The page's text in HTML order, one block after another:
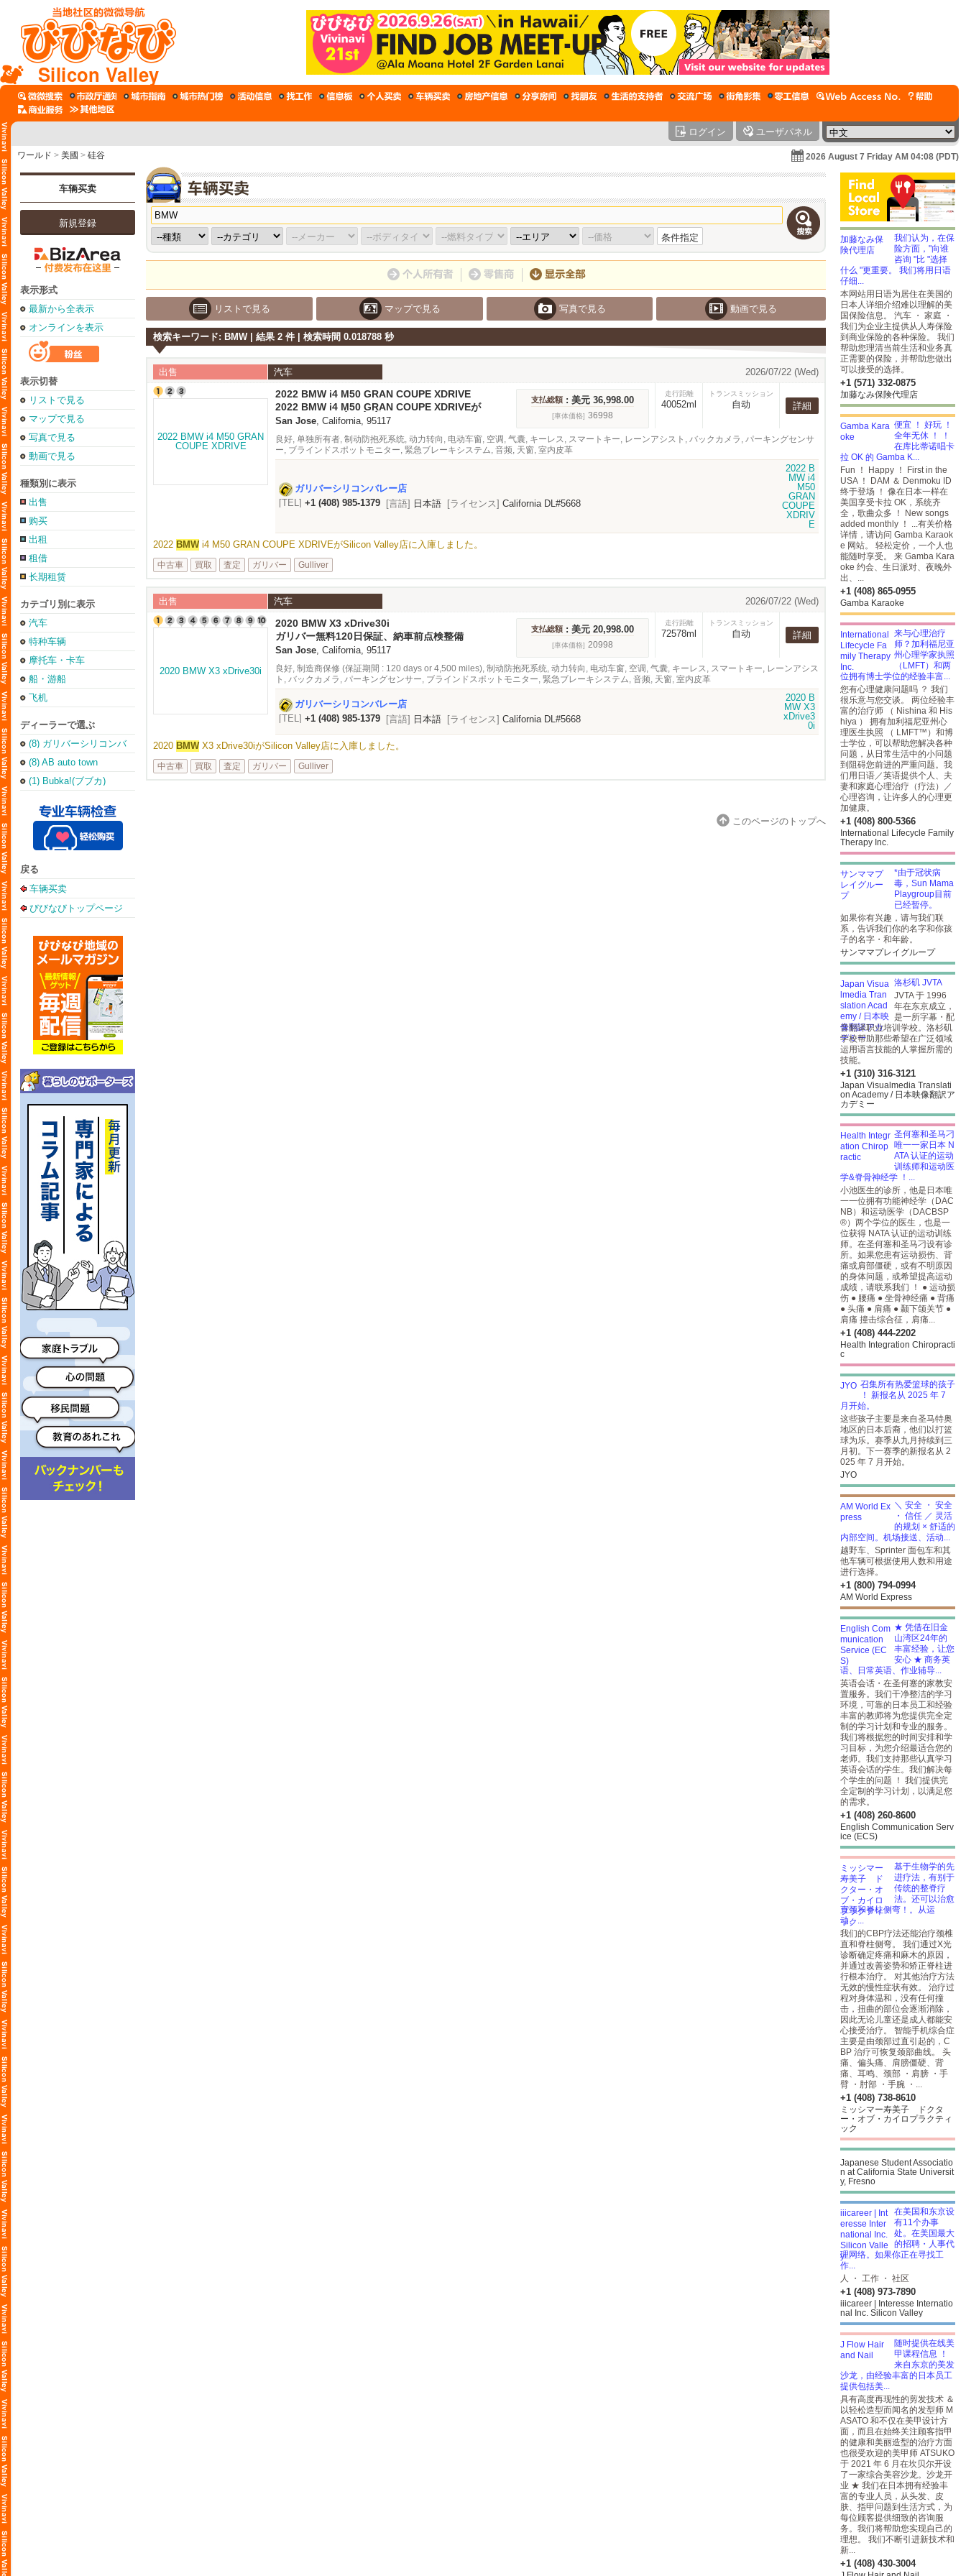
Silicon Valley
ログイン ユーザパネル
ワールド > 美國 > 硅谷 2026 August 7 Friday AM 04:08 (PDT)
车辆买卖
新規登録
表示形式
最新から全表示
オンラインを表示
表示切替
リストで見る
マップで見る
写真で見る
動画で見る
種類別に表示
出售
购买
出租
租借
长期租赁
カテゴリ別に表示
汽车
特种车辆
摩托车・卡车
船・游船
飞机
ディーラーで選ぶ
(8) ガリバーシリコンバ
レー店
(8) AB auto town
(1) Bubka!(ブブカ)
戻る
车辆买卖
びびなびトップページ
条件指定
リストで見る マップで見る 写真で見る 動画で見る
検索キーワード: BMW | 結果 2 件 | 検索時間 0.018788 秒
出售 汽车 2026/07/22 (Wed)
2022 BMW i4 M50 GRAN COUPE XDRIVE
2022 BMW i4 M50 GRAN COUPE XDRIVEが
Silicon Valley店に入庫しました。
San Jose, California, 95117
支払総額 : 美元 36,998.00
[車体価格] 36998
走行距離
40052ml
トランスミッション
自动 詳細
良好, 单独所有者, 制动防抱死系统, 动力转向, 电动车窗, 空调, 气囊, キーレス, スマートキー, レーンアシスト, バックカメラ, パーキングセンサ
ー, ブラインドスポットモニター, 緊急ブレーキシステム, 音频, 天窗, 室内皮革
ガリバーシリコンバレー店
[TEL] +1 (408) 985-1379 [言語] 日本語 [ライセンス] California DL#5668
2022 BMWi4 M50 GRAN COUPE XDRIVEがSilicon Valley店に入庫しました。
中古車 買取 査定 ガリバー Gulliver
出售 汽车 2026/07/22 (Wed)
2020 BMW X3 xDrive30i
ガリバー無料120日保証、納車前点検整備
San Jose, California, 95117
支払総額 : 美元 20,998.00
[車体価格] 20998
走行距離
72578ml
トランスミッション
自动 詳細
良好, 制造商保修 (保証期間 : 120 days or 4,500 miles), 制动防抱死系统, 动力转向, 电动车窗, 空调, 气囊, キーレス, スマートキー, レーンアシス
ト, バックカメラ, パーキングセンサー, ブラインドスポットモニター, 緊急ブレーキシステム, 音频, 天窗, 室内皮革
ガリバーシリコンバレー店
[TEL] +1 (408) 985-1379 [言語] 日本語 [ライセンス] California DL#5668
2020 BMWX3 xDrive30iがSilicon Valley店に入庫しました。
中古車 買取 査定 ガリバー Gulliver
このページのトップへ
我们认为，在保
险方面，"向谁
咨询 "比 "选择
什么 "更重要。 我们将用日语
仔细...
本网站用日语为居住在美国的
日本人详细介绍难以理解的美
国保险信息。 汽车 ・ 家庭 ・
我们为企业主提供从人寿保险
到商业保险的各种保险。 我们
帮助您理清当前生活和业务真
正需要的保险，并帮助您做出
可以接受的选择。
+1 (571) 332-0875
加藤なみ保険代理店
便宜 ！ 好玩 ！
全年无休 ！ ！
在库比蒂诺唱卡
拉 OK 的 Gamba K...
Fun ！ Happy ！ First in the
USA ！ DAM ＆ Denmoku ID
终于登场 ！ 像在日本一样在
美国享受卡拉 OK，系统齐
全，歌曲众多 ！ New songs
added monthly ！ ...有关价格
详情，请访问 Gamba Karaok
e 网站。 轻松定价，一个人也
能随时享受。 来 Gamba Kara
oke 约会、生日派对、夜晚外
出、...
+1 (408) 865-0955
Gamba Karaoke
来与心理治疗
师？加利福尼亚
州心理学家执照
（LMFT）和两
位拥有博士学位的经验丰富...
您有心理健康问题吗 ？ 我们
很乐意与您交谈。 两位经验丰
富的治疗师 （ Nishina 和 His
hiya ） 拥有加利福尼亚州心
理医生执照 （ LMFT™）和博
士学位，可以帮助您解决各种
问题，从日常生活中的小问题
到阻碍您前进的严重问题。我
们用日语／英语提供个人、夫
妻和家庭心理治疗（疗法）／
心理咨询，让许多人的心理更
加健康。
+1 (408) 800-5366
International Lifecycle Family
Therapy Inc.
*由于冠状病
毒，Sun Mama
Playgroup目前
已经暂停。
如果你有兴趣，请与我们联
系，告诉我们你的名字和你孩
子的名字・和年龄。
サンママプレイグループ
洛杉矶 JVTA
JVTA 于 1996
年在东京成立，
是一所字幕・配
音翻译职业培训学校。洛杉矶
学校帮助那些希望在广泛领域
运用语言技能的人掌握所需的
技能。
+1 (310) 316-3121
Japan Visualmedia Translati
on Academy / 日本映像翻訳ア
カデミー
圣何塞和圣马刁
唯一一家日本 N
ATA 认证的运动
训练师和运动医
学&脊骨神经学 ！...
小池医生的诊所，他是日本唯
一一位拥有功能神经学（DAC
NB）和运动医学（DACBSP
®）两个学位的医生，也是一
位获得 NATA 认证的运动训练
师。在圣何塞和圣马刁设有诊
所。如果您患有运动损伤、背
痛或肩部僵硬，或有不明原因
的身体问题，或希望提高运动
成绩，请联系我们 ！ ● 运动损
伤 ● 腰痛 ● 坐骨神经痛 ● 背痛
● 头痛 ● 肩痛 ● 颞下颌关节 ●
肩痛 撞击综合征，肩痛...
+1 (408) 444-2202
Health Integration Chiropracti
c
召集所有热爱篮球的孩子
！ 新报名从 2025 年 7
月开始。
这些孩子主要是来自圣马特奥
地区的日本后裔，他们以打篮
球为乐。赛季从九月持续到三
月初。下一赛季的新报名从 2
025 年 7 月开始。
JYO
＼ 安全 ・ 安全
・ 信任 ／ 灵活
的规划 × 舒适的
内部空间。机场接送、活动...
越野车、Sprinter 面包车和其
他车辆可根据使用人数和用途
进行选择。
+1 (800) 794-0994
AM World Express
★ 凭借在旧金
山湾区24年的
丰富经验，让您
安心 ★ 商务英
语、日常英语、作业辅导...
英语会话・在圣何塞的家教安
置服务。我们干净整洁的学习
环境，可靠的日本员工和经验
丰富的教师将为您提供完全定
制的学习计划和专业的服务。
我们将根据您的时间安排和学
习目标，为您介绍最适合您的
老师。我们支持那些认真学习
英语会话的学生。我们解决每
个学生的问题 ！ 我们提供完
全定制的学习计划，以满足您
的需求。
+1 (408) 260-8600
English Communication Serv
ice (ECS)
基于生物学的先
进疗法，有别于
传统的整脊疗
法。还可以治愈
直颈和脊柱侧弯！。从运
动、...
我们的CBP疗法还能治疗颈椎
直和脊柱侧弯。 我们通过X光
诊断确定疼痛和麻木的原因，
并通过改善姿势和矫正脊柱进
行根本治疗。 对其他治疗方法
无效的慢性症状有效。 治疗过
程对身体温和，没有任何撞
击，扭曲的部位会逐渐消除，
因此无论儿童还是成人都能安
心接受治疗。 智能手机综合症
主要是由颈部过直引起的，C
BP 治疗可恢复颈部曲线。 头
痛、偏头痛、肩膀僵硬、背
痛、耳鸣、颈部 ・肩膀 ・手
臂 ・肘部 ・手腕 ・...
+1 (408) 738-8610
ミッシマー寿美子 ドクタ
ー・オブ・カイロプラクティ
ック
Japanese Student Associatio
n at California State Universit
y, Fresno
在美国和东京设
有11个办事
处。在美国最大
的招聘・人事代
理网络。如果你正在寻找工
作...
人 ・ 工作 ・ 社区
+1 (408) 973-7890
iiicareer | Interesse Internatio
nal Inc. Silicon Valley
随时提供在线美
甲课程信息 ！
来自东京的美发
沙龙，由经验丰富的日本员工
提供包括美...
具有高度再现性的剪发技术 ＆
以轻松造型而闻名的发型师 M
ASATO 和不仅在美甲设计方
面，而且在始终关注顾客指甲
的健康和美丽造型的治疗方面
也很受欢迎的美甲师 ATSUKO
于 2021 年 6 月在坎贝尔开设
了一家综合美容沙龙。沙龙开
业 ★ 我们在日本拥有经验丰
富的专业人员，从头发、皮
肤、指甲问题到生活方式，为
每位顾客提供细致的咨询服
务。我们将帮助您实现自己的
理想。 我们不断引进新技术和
新...
+1 (408) 430-3004